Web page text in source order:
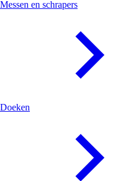
Messen en schrapers
Doeken